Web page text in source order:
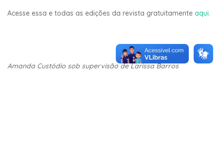
Acesse essa e todas as edições da revista gratuitamente aqui.
Amanda Custódio sob supervisão de Larissa Barros